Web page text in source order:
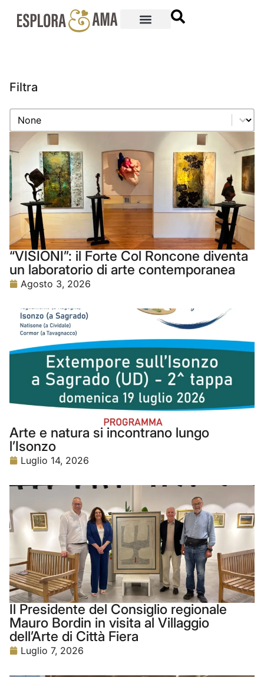
Filtra
Filtra
Filtra
“VISIONI”: il Forte Col Roncone diventa
un laboratorio di arte contemporanea
Agosto 3, 2026
Arte e natura si incontrano lungo
l’Isonzo
Luglio 14, 2026
Il Presidente del Consiglio regionale
Mauro Bordin in visita al Villaggio
dell’Arte di Città Fiera
Luglio 7, 2026